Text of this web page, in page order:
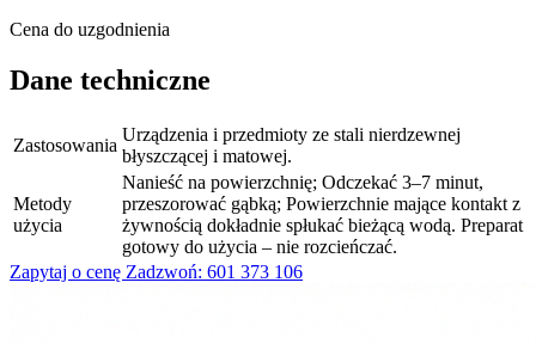
Cena do uzgodnienia
Dane techniczne
Zastosowania
Urządzenia i przedmioty ze stali nierdzewnej
błyszczącej i matowej.
Metody
użycia
Nanieść na powierzchnię; Odczekać 3–7 minut,
przeszorować gąbką; Powierzchnie mające kontakt z
żywnością dokładnie spłukać bieżącą wodą. Preparat
gotowy do użycia – nie rozcieńczać.
Zapytaj o cenę Zadzwoń: 601 373 106